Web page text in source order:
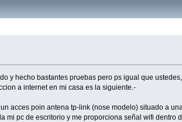
y hecho bastantes pruebas pero ps igual que
a internet en mi casa es la siguiente.-
acces poin antena tp-link (nose modelo) situado a
mi pc de escritorio y me proporciona señal wifi dentro